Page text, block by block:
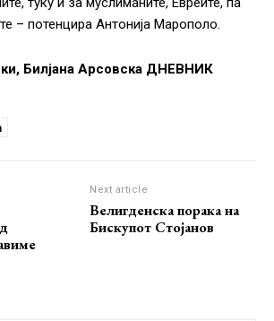
– потенцира Антонија Марополо.
Билјана Арсовска ДНЕВНИК
Next article
Велигденска порака на
Бискупот Стојанов